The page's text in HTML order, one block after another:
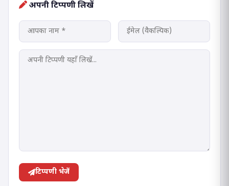
अपनी टिप्पणी लिखें
टिप्पणी भेजें